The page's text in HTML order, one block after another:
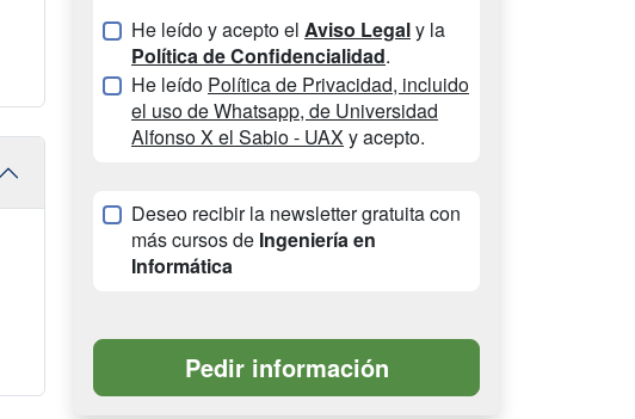
He leído y acepto el Aviso Legaly la
Política de Confidencialidad.
He leído Política de Privacidad, incluido
el uso de Whatsapp, de Universidad
Alfonso X el Sabio - UAX y acepto.
Deseo recibir la newsletter gratuita con
más cursos de Ingeniería en
Informática